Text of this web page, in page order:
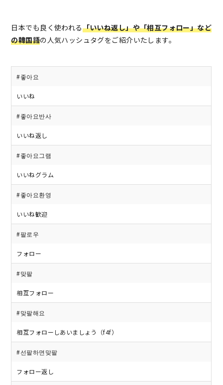
日本でも良く使われる「いいね返し」や「相互フォロー」など
の韓国語の人気ハッシュタグをご紹介いたします。
#좋아요
いいね
#좋아요반사
いいね返し
#좋아요그램
いいねグラム
#좋아요환영
いいね歓迎
#팔로우
フォロー
#맞팔
相互フォロー
#맞팔해요
相互フォローしあいましょう（f4f）
#선팔하면맞팔
フォロー返し